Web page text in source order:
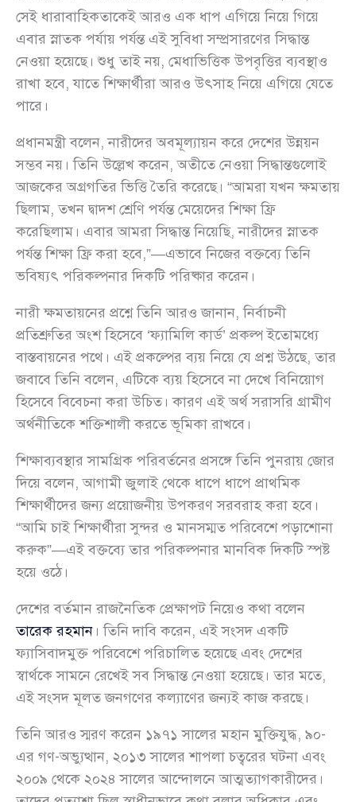
সেই ধারাবাহিকতাকেই আরও এক ধাপ এগিয়ে নিয়ে গিয়ে
এবার স্নাতক পর্যায় পর্যন্ত এই সুবিধা সম্প্রসারণের সিদ্ধান্ত
নেওয়া হয়েছে। শুধু তাই নয়, মেধাভিত্তিক উপবৃত্তির ব্যবস্থাও
রাখা হবে, যাতে শিক্ষার্থীরা আরও উৎসাহ নিয়ে এগিয়ে যেতে
পারে।
প্রধানমন্ত্রী বলেন, নারীদের অবমূল্যায়ন করে দেশের উন্নয়ন
সম্ভব নয়। তিনি উল্লেখ করেন, অতীতে নেওয়া সিদ্ধান্তগুলোই
আজকের অগ্রগতির ভিত্তি তৈরি করেছে। “আমরা যখন ক্ষমতায়
ছিলাম, তখন দ্বাদশ শ্রেণি পর্যন্ত মেয়েদের শিক্ষা ফ্রি
করেছিলাম। এবার আমরা সিদ্ধান্ত নিয়েছি, নারীদের স্নাতক
পর্যন্ত শিক্ষা ফ্রি করা হবে,”—এভাবে নিজের বক্তব্যে তিনি
ভবিষ্যৎ পরিকল্পনার দিকটি পরিষ্কার করেন।
নারী ক্ষমতায়নের প্রশ্নে তিনি আরও জানান, নির্বাচনী
প্রতিশ্রুতির অংশ হিসেবে ‘ফ্যামিলি কার্ড’ প্রকল্প ইতোমধ্যে
বাস্তবায়নের পথে। এই প্রকল্পের ব্যয় নিয়ে যে প্রশ্ন উঠছে, তার
জবাবে তিনি বলেন, এটিকে ব্যয় হিসেবে না দেখে বিনিয়োগ
হিসেবে বিবেচনা করা উচিত। কারণ এই অর্থ সরাসরি গ্রামীণ
অর্থনীতিকে শক্তিশালী করতে ভূমিকা রাখবে।
শিক্ষাব্যবস্থার সামগ্রিক পরিবর্তনের প্রসঙ্গে তিনি পুনরায় জোর
দিয়ে বলেন, আগামী জুলাই থেকে ধাপে ধাপে প্রাথমিক
শিক্ষার্থীদের জন্য প্রয়োজনীয় উপকরণ সরবরাহ করা হবে।
“আমি চাই শিক্ষার্থীরা সুন্দর ও মানসম্মত পরিবেশে পড়াশোনা
করুক”—এই বক্তব্যে তার পরিকল্পনার মানবিক দিকটি স্পষ্ট
হয়ে ওঠে।
দেশের বর্তমান রাজনৈতিক প্রেক্ষাপট নিয়েও কথা বলেন
তারেক রহমান । তিনি দাবি করেন, এই সংসদ একটি
ফ্যাসিবাদমুক্ত পরিবেশে পরিচালিত হয়েছে এবং দেশের
স্বার্থকে সামনে রেখেই সব সিদ্ধান্ত নেওয়া হয়েছে। তার মতে,
এই সংসদ মূলত জনগণের কল্যাণের জন্যই কাজ করছে।
তিনি আরও স্মরণ করেন ১৯৭১ সালের মহান মুক্তিযুদ্ধ, ৯০-
এর গণ-অভ্যুত্থান, ২০১৩ সালের শাপলা চত্বরের ঘটনা এবং
২০০৯ থেকে ২০২৪ সালের আন্দোলনে আত্মত্যাগকারীদের।